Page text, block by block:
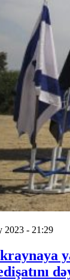
2023 - 21:29